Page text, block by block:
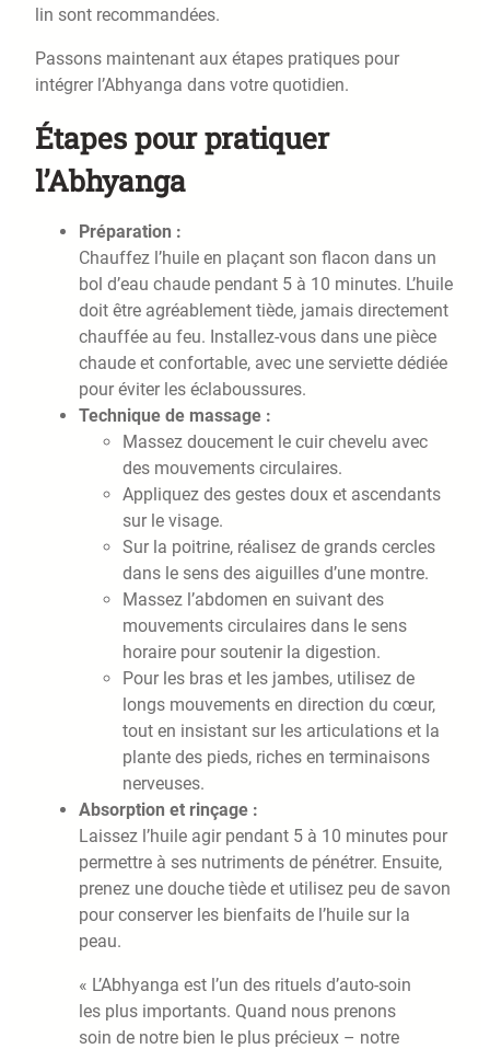
lin sont recommandées.
Passons maintenant aux étapes pratiques pour
intégrer l’Abhyanga dans votre quotidien.
Étapes pour pratiquer
l’Abhyanga
Préparation :
Chauffez l’huile en plaçant son flacon dans un
bol d’eau chaude pendant 5 à 10 minutes. L’huile
doit être agréablement tiède, jamais directement
chauffée au feu. Installez-vous dans une pièce
chaude et confortable, avec une serviette dédiée
pour éviter les éclaboussures.
Technique de massage :
Massez doucement le cuir chevelu avec
des mouvements circulaires.
Appliquez des gestes doux et ascendants
sur le visage.
Sur la poitrine, réalisez de grands cercles
dans le sens des aiguilles d’une montre.
Massez l’abdomen en suivant des
mouvements circulaires dans le sens
horaire pour soutenir la digestion.
Pour les bras et les jambes, utilisez de
longs mouvements en direction du cœur,
tout en insistant sur les articulations et la
plante des pieds, riches en terminaisons
nerveuses.
Absorption et rinçage :
Laissez l’huile agir pendant 5 à 10 minutes pour
permettre à ses nutriments de pénétrer. Ensuite,
prenez une douche tiède et utilisez peu de savon
pour conserver les bienfaits de l’huile sur la
peau.
« L’Abhyanga est l’un des rituels d’auto-soin
les plus importants. Quand nous prenons
soin de notre bien le plus précieux – notre